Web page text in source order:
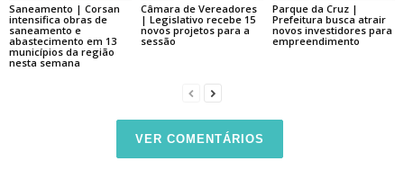
Saneamento | Corsan
intensifica obras de
saneamento e
abastecimento em 13
municípios da região
nesta semana
Câmara de Vereadores
| Legislativo recebe 15
novos projetos para a
sessão
Parque da Cruz |
Prefeitura busca atrair
novos investidores para
empreendimento
VER COMENTÁRIOS